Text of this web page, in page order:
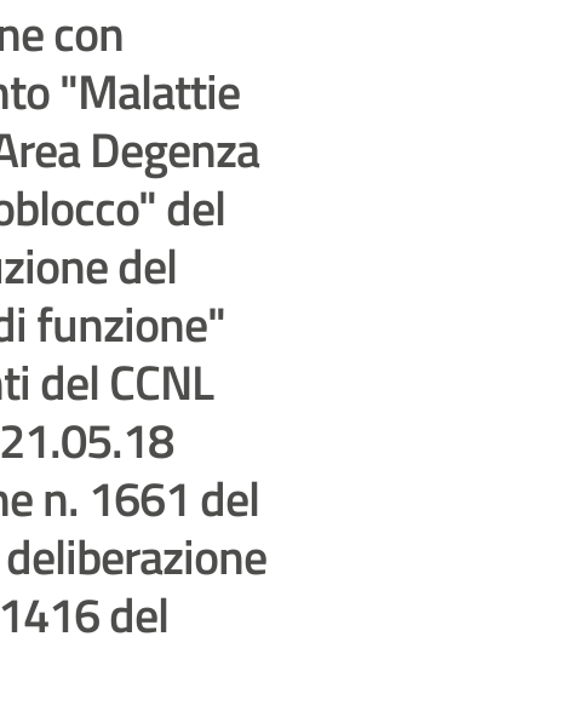
con
"Malattie
Degenza
del
del
funzione"
del CCNL
n. 1661 del
del